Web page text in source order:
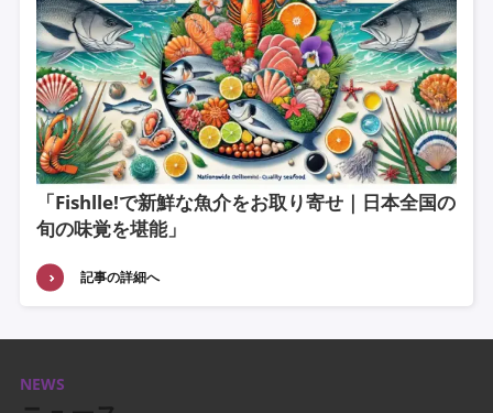
「Fishlle!で新鮮な魚介をお取り寄せ｜日本全国の
旬の味覚を堪能」
記事の詳細へ
NEWS